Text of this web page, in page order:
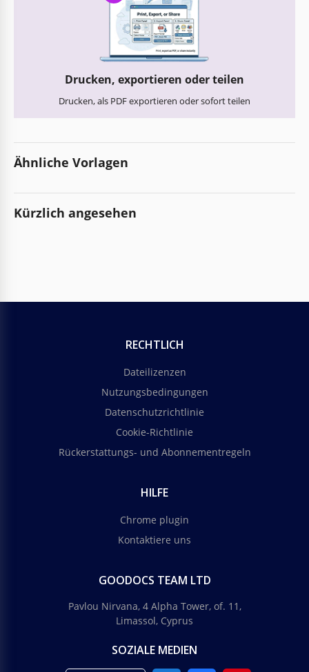
Drucken, exportieren oder teilen
Drucken, als PDF exportieren oder sofort teilen
Ähnliche Vorlagen
Kürzlich angesehen
RECHTLICH
Dateilizenzen
Nutzungsbedingungen
Datenschutzrichtlinie
Cookie-Richtlinie
Rückerstattungs- und Abonnementregeln
HILFE
Chrome plugin
Kontaktiere uns
GOODOCS TEAM LTD
Pavlou Nirvana, 4 Alpha Tower, of. 11,
Limassol, Cyprus
SOZIALE MEDIEN